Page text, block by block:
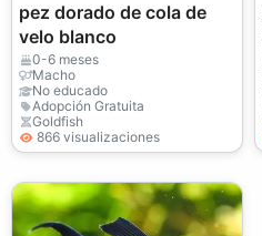
pez dorado de cola de
velo blanco
0-6 meses
Macho
No educado
Adopción Gratuita
Goldfish
866 visualizaciones